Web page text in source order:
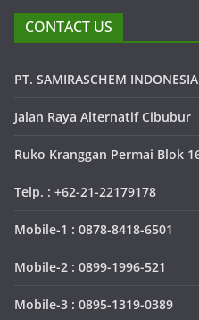
CONTACT US
PT. SAMIRASCHEM INDONESIA
Jalan Raya Alternatif Cibubur
Ruko Kranggan Permai Blok
Telp. : +62-21-22179178
Mobile-1 : 0878-8418-6501
Mobile-2 : 0899-1996-521
Mobile-3 : 0895-1319-0389